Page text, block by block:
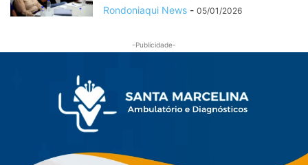
Rondoniaqui News - 05/01/2026
-Publicidade-